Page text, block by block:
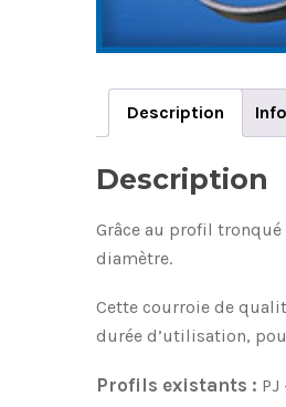
Description
Description
Grâce au profil
diamètre.
Cette courroie de
durée d’utilisation,
Profils existants : PJ